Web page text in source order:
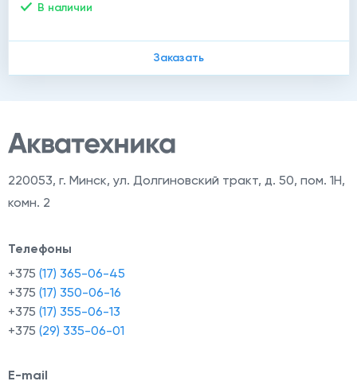
В наличии
Заказать
220053, г. Минск, ул. Долгиновский тракт, д. 50, пом. 1Н,
комн. 2
Телефоны
+375 (17) 365-06-45
+375 (17) 350-06-16
+375 (17) 355-06-13
+375 (29) 335-06-01
E-mail